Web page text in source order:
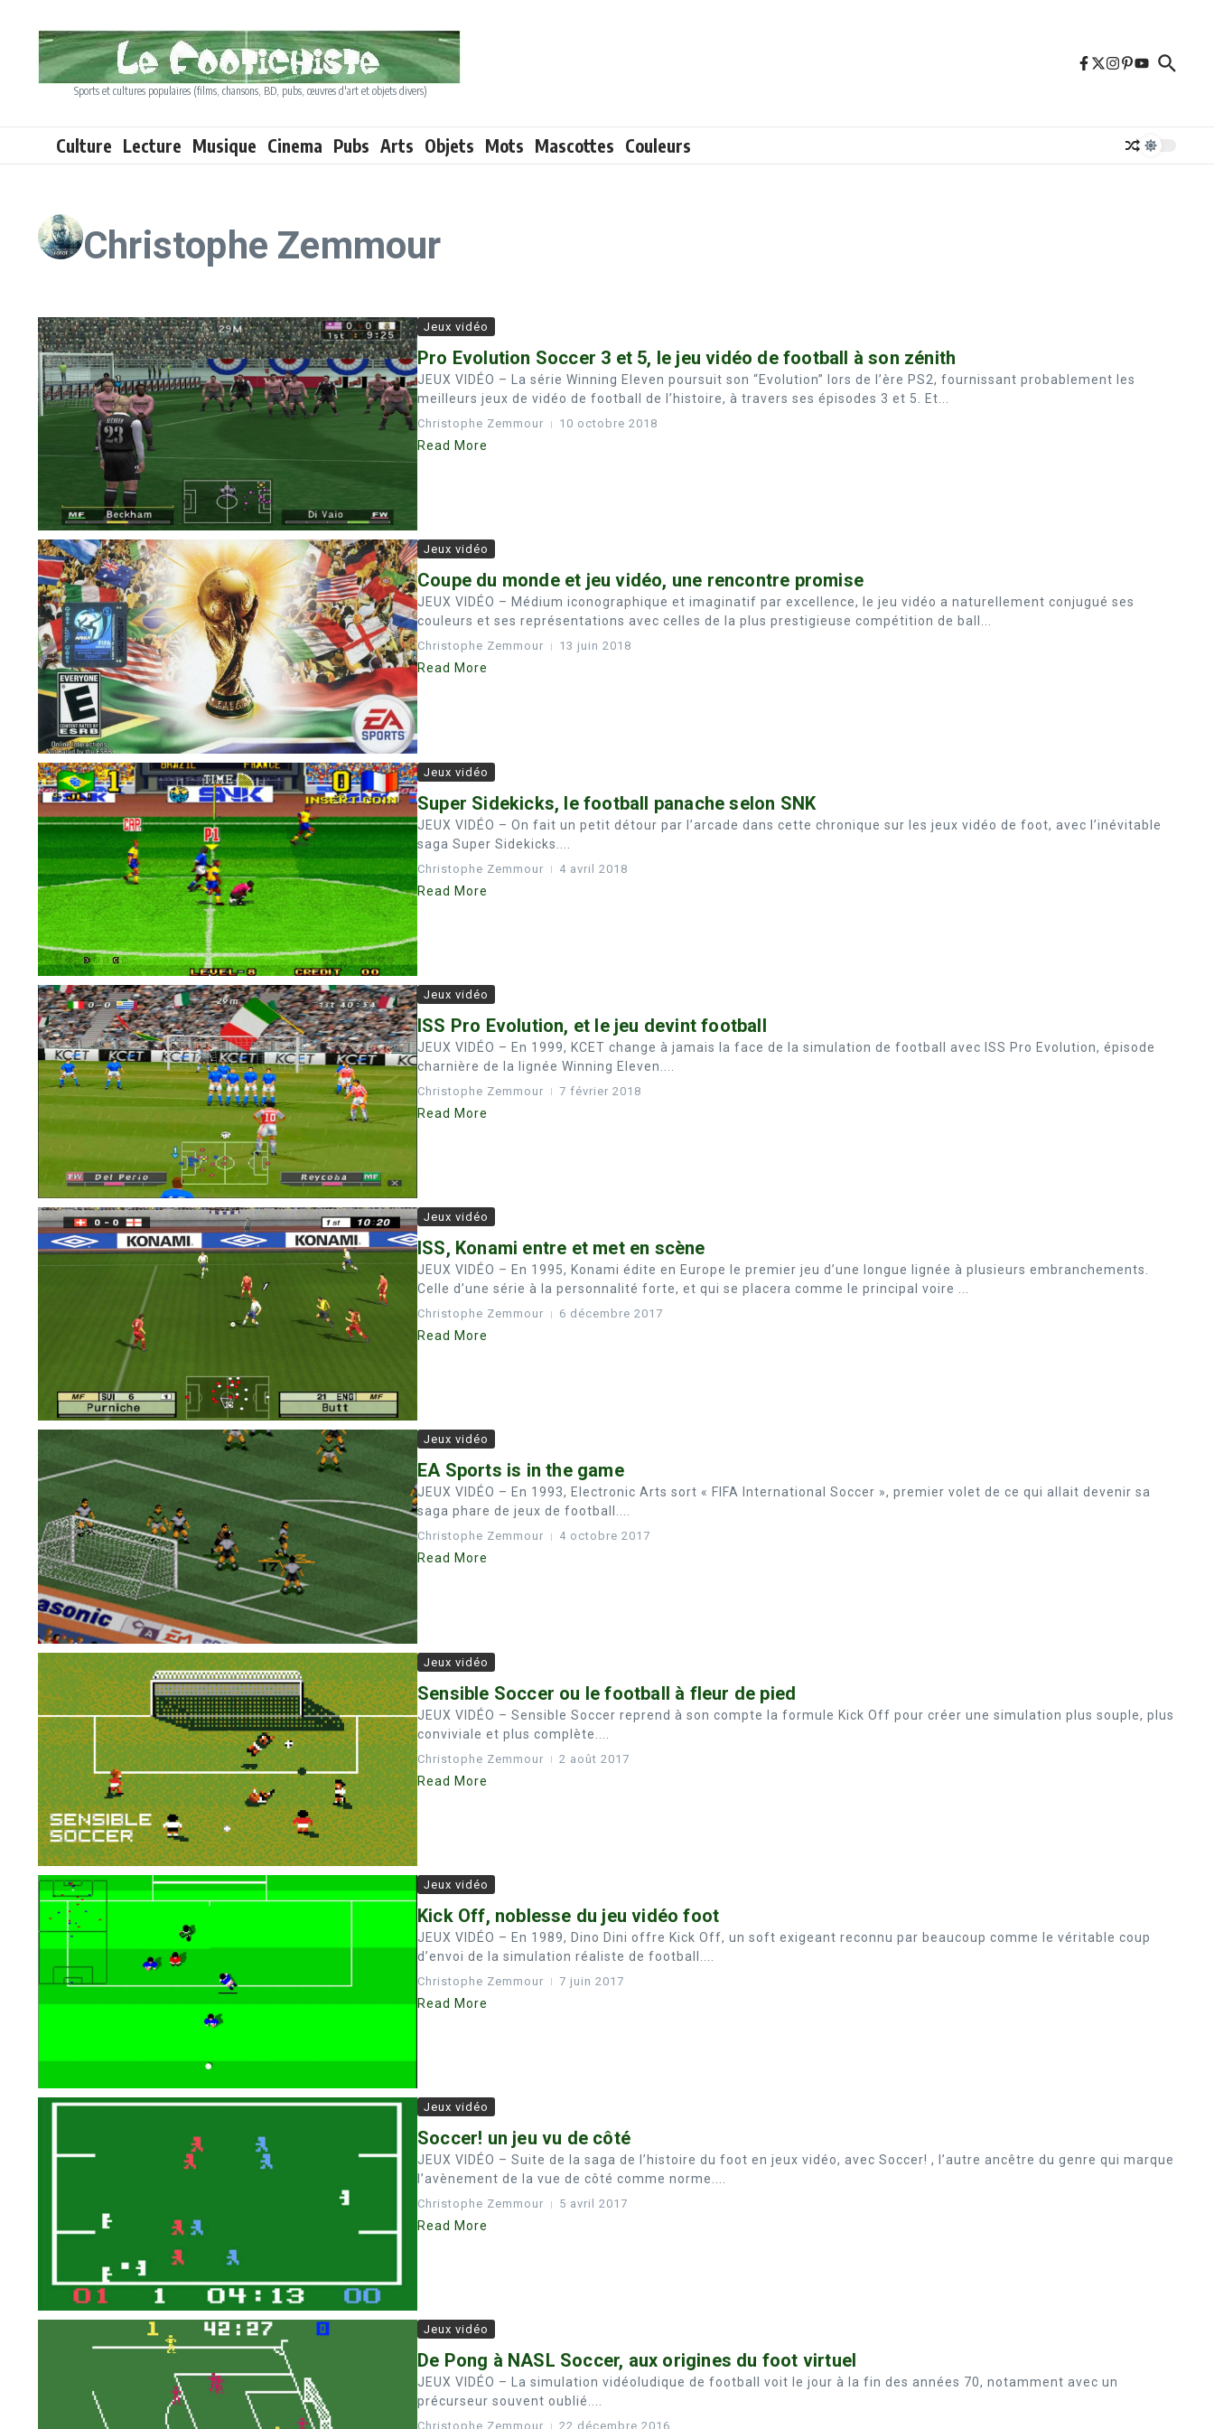
Sports et cultures populaires (films, chansons, BD, pubs, œuvres d'art et objets divers)
Culture Lecture Musique Cinema Pubs Arts Objets Mots Mascottes Couleurs
Christophe Zemmour
Jeux vidéo
Pro Evolution Soccer 3 et 5, le jeu vidéo de football à son zénith
JEUX VIDÉO – La série Winning Eleven poursuit son “Evolution” lors de l’ère PS2, fournissant probablement les
meilleurs jeux de vidéo de football de l’histoire, à travers ses épisodes 3 et 5. Et...
Christophe Zemmour 10 octobre 2018
Read More
Jeux vidéo
Coupe du monde et jeu vidéo, une rencontre promise
JEUX VIDÉO – Médium iconographique et imaginatif par excellence, le jeu vidéo a naturellement conjugué ses
couleurs et ses représentations avec celles de la plus prestigieuse compétition de ball...
Christophe Zemmour 13 juin 2018
Read More
Jeux vidéo
Super Sidekicks, le football panache selon SNK
JEUX VIDÉO – On fait un petit détour par l’arcade dans cette chronique sur les jeux vidéo de foot, avec l’inévitable
saga Super Sidekicks....
Christophe Zemmour 4 avril 2018
Read More
Jeux vidéo
ISS Pro Evolution, et le jeu devint football
JEUX VIDÉO – En 1999, KCET change à jamais la face de la simulation de football avec ISS Pro Evolution, épisode
charnière de la lignée Winning Eleven....
Christophe Zemmour 7 février 2018
Read More
Jeux vidéo
ISS, Konami entre et met en scène
JEUX VIDÉO – En 1995, Konami édite en Europe le premier jeu d’une longue lignée à plusieurs embranchements.
Celle d’une série à la personnalité forte, et qui se placera comme le principal voire ...
Christophe Zemmour 6 décembre 2017
Read More
Jeux vidéo
EA Sports is in the game
JEUX VIDÉO – En 1993, Electronic Arts sort « FIFA International Soccer », premier volet de ce qui allait devenir sa
saga phare de jeux de football....
Christophe Zemmour 4 octobre 2017
Read More
Jeux vidéo
Sensible Soccer ou le football à fleur de pied
JEUX VIDÉO – Sensible Soccer reprend à son compte la formule Kick Off pour créer une simulation plus souple, plus
conviviale et plus complète....
Christophe Zemmour 2 août 2017
Read More
Jeux vidéo
Kick Off, noblesse du jeu vidéo foot
JEUX VIDÉO – En 1989, Dino Dini offre Kick Off, un soft exigeant reconnu par beaucoup comme le véritable coup
d’envoi de la simulation réaliste de football....
Christophe Zemmour 7 juin 2017
Read More
Jeux vidéo
Soccer! un jeu vu de côté
JEUX VIDÉO – Suite de la saga de l’histoire du foot en jeux vidéo, avec Soccer! , l’autre ancêtre du genre qui marque
l’avènement de la vue de côté comme norme....
Christophe Zemmour 5 avril 2017
Read More
Jeux vidéo
De Pong à NASL Soccer, aux origines du foot virtuel
JEUX VIDÉO – La simulation vidéoludique de football voit le jour à la fin des années 70, notamment avec un
précurseur souvent oublié....
Christophe Zemmour 22 décembre 2016